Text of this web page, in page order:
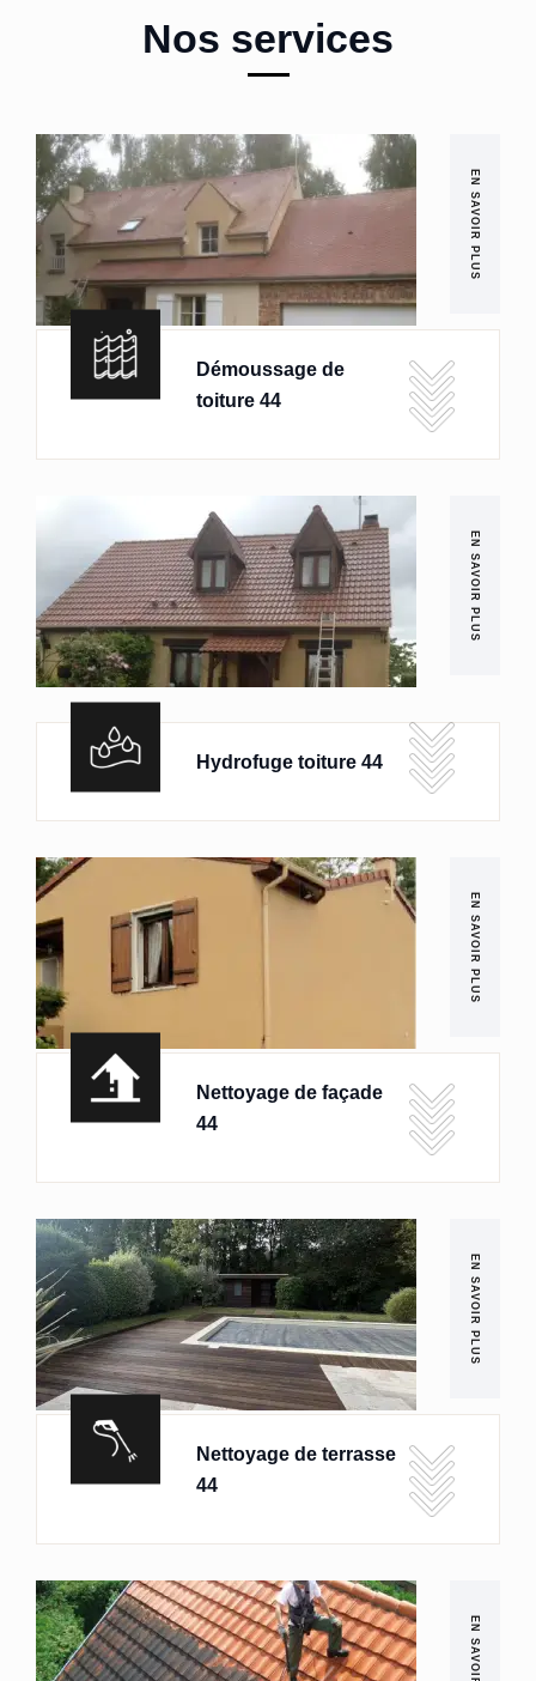
Nos services
EN SAVOIR PLUS
Démoussage de
toiture 44
EN SAVOIR PLUS
Hydrofuge toiture 44
EN SAVOIR PLUS
Nettoyage de façade
44
EN SAVOIR PLUS
Nettoyage de terrasse
44